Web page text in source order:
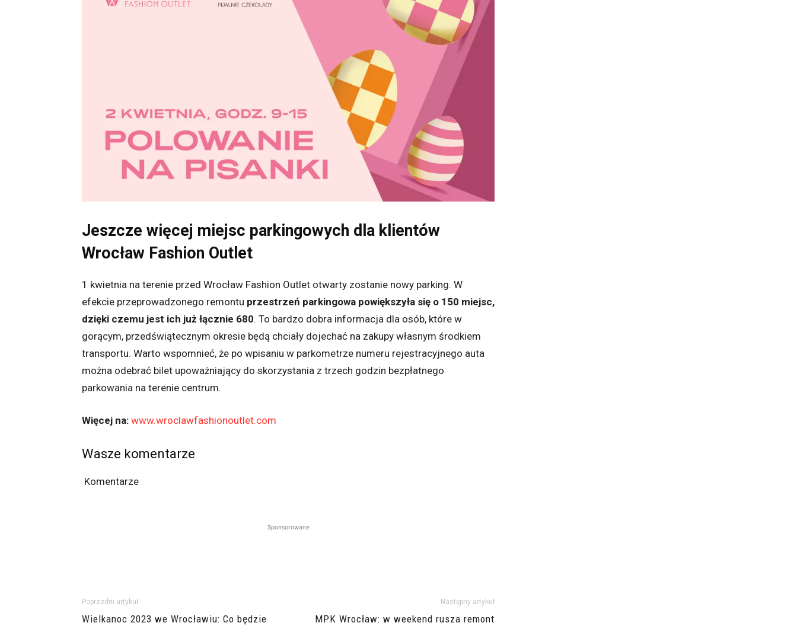
Jeszcze więcej miejsc parkingowych dla klientów
Wrocław Fashion Outlet
1 kwietnia na terenie przed Wrocław Fashion Outlet otwarty zostanie nowy parking. W
efekcie przeprowadzonego remontu przestrzeń parkingowa powiększyła się o 150 miejsc,
dzięki czemu jest ich już łącznie 680. To bardzo dobra informacja dla osób, które w
gorącym, przedświątecznym okresie będą chciały dojechać na zakupy własnym środkiem
transportu. Warto wspomnieć, że po wpisaniu w parkometrze numeru rejestracyjnego auta
można odebrać bilet upoważniający do skorzystania z trzech godzin bezpłatnego
parkowania na terenie centrum.
Więcej na: www.wroclawfashionoutlet.com
Wasze komentarze
Komentarze
Sponsorowane
Poprzedni artykuł
Wielkanoc 2023 we Wrocławiu: Co będzie
Następny artykuł
MPK Wrocław: w weekend rusza remont